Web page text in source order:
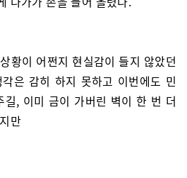
황이 어쩐지 현실감이 들지 않았던
은 감히 하지 못하고 이번에도 민
, 이미 금이 가버린 벽이 한 번 더
만